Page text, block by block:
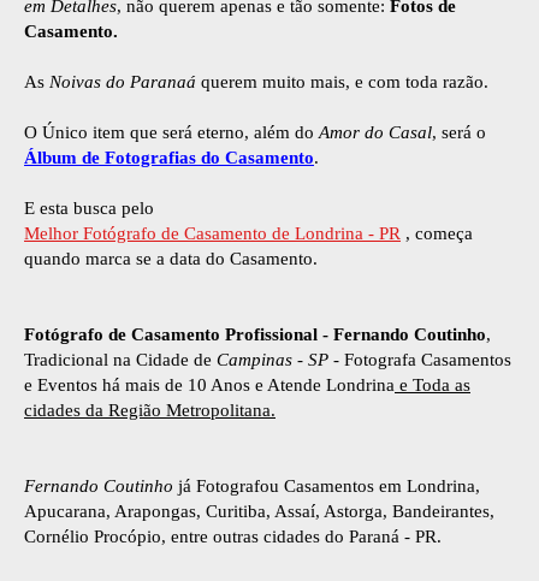
em Detalhes, não querem apenas e tão somente: Fotos de
Casamento.
As Noivas do Paranaá querem muito mais, e com toda razão.
O Único item que será eterno, além do Amor do Casal, será o
Álbum de Fotografias do Casamento.
E esta busca pelo
Melhor Fotógrafo de Casamento de Londrina - PR , começa
quando marca se a data do Casamento.
Fotógrafo de Casamento Profissional - Fernando Coutinho,
Tradicional na Cidade de Campinas - SP - Fotografa Casamentos
e Eventos há mais de 10 Anos e Atende Londrina e Toda as
cidades da Região Metropolitana.
Fernando Coutinho já Fotografou Casamentos em Londrina,
Apucarana, Arapongas, Curitiba, Assaí, Astorga, Bandeirantes,
Cornélio Procópio, entre outras cidades do Paraná - PR.